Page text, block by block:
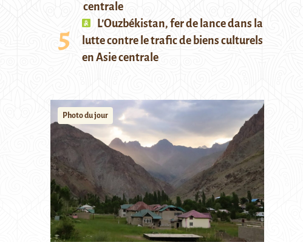
centrale
L’Ouzbékistan, fer de lance dans la
lutte contre le trafic de biens culturels
en Asie centrale
Photo du jour